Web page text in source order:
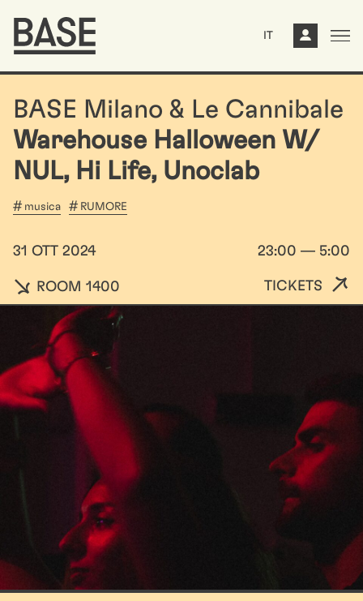
IT
BASE Milano & Le Cannibale
Warehouse Halloween W/
NUL, Hi Life, Unoclab
musica RUMORE
31 OTT 2024 23:00 — 5:00
ROOM 1400 TICKETS